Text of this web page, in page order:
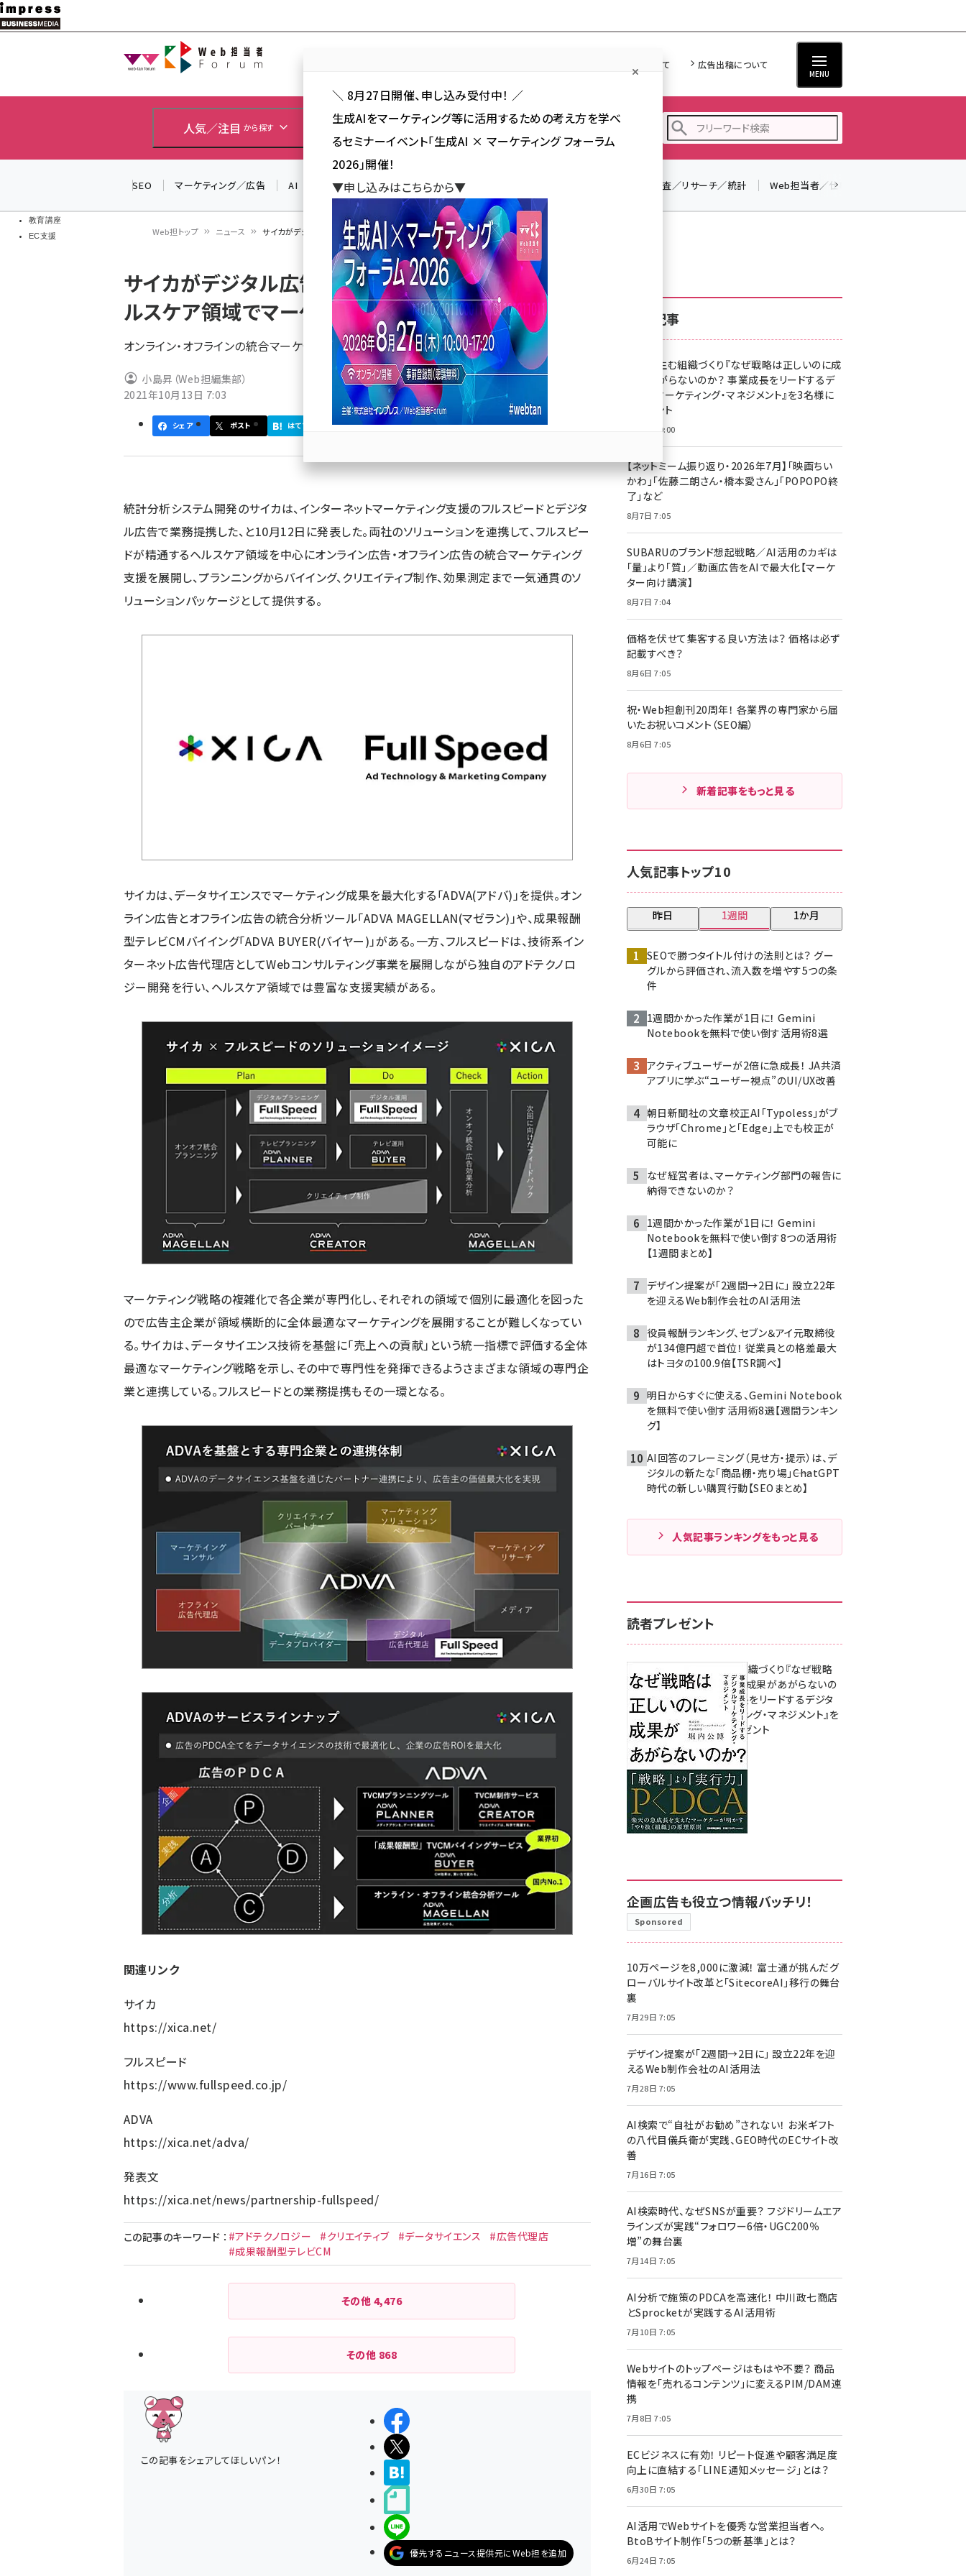
メ
イ
教育講座
EC支援
Web担当者Forum
Web担について 広告出稿について
MENU
人気／注目 から探す カテゴリ／種別 から探す セミナー／イベント から探す
z世代 (1623)
meo (1277)
llmo (1167)
SEO マーケティング／広告 AI SNS アクセス解析／データ分析 調査／リサーチ／統計 Web担当者／仕事
ン
く
ず
Web担トップ ニュース サイカがデジタル広告でフルスピードと業務提携、ヘルスケア領域でマーケティング支援
サイカがデジタル広告でフルスピードと業務提携、ヘ
ルスケア領域でマーケティング支援
オンライン・オフラインの統合マーケティングで一気通貫のソリューションパッケージ
小島昇（Web担編集部）
2021年10月13日 7:03
シェア ポスト はてブ Bluesky 優先するニュース提供元に追加
統計分析システム開発のサイカは、インターネットマーケティング支援のフルスピードとデジタ
ル広告で業務提携した、と10月12日に発表した。両社のソリューションを連携して、フルスピー
ドが精通するヘルスケア領域を中心にオンライン広告・オフライン広告の統合マーケティング
支援を展開し、プランニングからバイイング、クリエイティブ制作、効果測定まで一気通貫のソ
リューションパッケージとして提供する。
サイカは、データサイエンスでマーケティング成果を最大化する「ADVA(アドバ)」を提供。オン
ライン広告とオフライン広告の統合分析ツール「ADVA MAGELLAN(マゼラン)」や、成果報酬
型テレビCMバイイング「ADVA BUYER(バイヤー)」がある。一方、フルスピードは、技術系イン
ターネット広告代理店としてWebコンサルティング事業を展開しながら独自のアドテクノロ
ジー開発を行い、ヘルスケア領域では豊富な支援実績がある。
マーケティング戦略の複雑化で各企業が専門化し、それぞれの領域で個別に最適化を図った
ので広告主企業が領域横断的に全体最適なマーケティングを展開することが難しくなってい
る。サイカは、データサイエンス技術を基盤に「売上への貢献」という統一指標で評価する全体
最適なマーケティング戦略を示し、その中で専門性を発揮できるようさまざまな領域の専門企
業と連携している。フルスピードとの業務提携もその一環となる。
関連リンク
サイカ
https://xica.net/
フルスピード
https://www.fullspeed.co.jp/
ADVA
https://xica.net/adva/
発表文
https://xica.net/news/partnership-fullspeed/
この記事のキーワード ： #アドテクノロジー #クリエイティブ #データサイエンス
#広告代理店
#成果報酬型テレビCM
その他 4,476
その他 868
この記事をシェアしてほしいパン！
シェアする
ポストする
LINEで送る
優先するニュース提供元にWeb担を追加
新着記事
成果を生む組織づくり『なぜ戦略は正しいのに成
果があがらないのか？ 事業成長をリードするデ
ジタルマーケティング・マネジメント』を3名様に
プレゼント
8月7日 10:00
【ネットミーム振り返り・2026年7月】「映画ちい
かわ」「佐藤二朗さん・橋本愛さん」「POPOPO終
了」など
8月7日 7:05
SUBARUのブランド想起戦略／AI活用のカギは
「量」より「質」／動画広告をAIで最大化【マーケ
ター向け講演】
8月7日 7:04
価格を伏せて集客する良い方法は？ 価格は必ず
記載すべき？
8月6日 7:05
祝・Web担創刊20周年！ 各業界の専門家から届
いたお祝いコメント（SEO編）
8月6日 7:05
新着記事をもっと見る
人気記事トップ10
昨日 1週間 1か月
SEOで勝つタイトル付けの法則とは？ グー
グルから評価され、流入数を増やす5つの条
件
1週間かかった作業が1日に！ Gemini
Notebookを無料で使い倒す活用術8選
アクティブユーザーが2倍に急成長！ JA共済
アプリに学ぶ“ユーザー視点”のUI/UX改善
朝日新聞社の文章校正AI「Typoless」がブ
ラウザ「Chrome」と「Edge」上でも校正が
可能に
なぜ経営者は、マーケティング部門の報告に
納得できないのか？
1週間かかった作業が1日に！ Gemini
Notebookを無料で使い倒す8つの活用術
【1週間まとめ】
デザイン提案が「2週間→2日に」 設立22年
を迎えるWeb制作会社のAI活用法
役員報酬ランキング、セブン＆アイ元取締役
が134億円超で首位！ 従業員との格差最大
はトヨタの100.9倍【TSR調べ】
明日からすぐに使える、Gemini Notebook
を無料で使い倒す活用術8選【週間ランキン
グ】
AI回答のフレーミング（見せ方・提示）は、デ
ジタルの新たな「商品棚・売り場」――ChatGPT
時代の新しい購買行動【SEOまとめ】
人気記事ランキングをもっと見る
読者プレゼント
成果を生む組織づくり『なぜ戦略
は正しいのに成果があがらないの
か？ 事業成長をリードするデジタ
ルマーケティング・マネジメント』を
3名様にプレゼント
8月7日 10:00
企画広告も役立つ情報バッチリ！
Sponsored
10万ページを8,000に激減！ 富士通が挑んだグ
ローバルサイト改革と「SitecoreAI」移行の舞台
裏
7月29日 7:05
デザイン提案が「2週間→2日に」 設立22年を迎
えるWeb制作会社のAI活用法
7月28日 7:05
AI検索で“自社がお勧め”されない！ お米ギフト
の八代目儀兵衛が実践、GEO時代のECサイト改
善
7月16日 7:05
AI検索時代、なぜSNSが重要？ フジドリームエア
ラインズが実践“フォロワー6倍・UGC200％
増”の舞台裏
7月14日 7:05
AI分析で施策のPDCAを高速化！ 中川政七商店
とSprocketが実践するAI活用術
7月10日 7:05
Webサイトのトップページはもはや不要？ 商品
情報を「売れるコンテンツ」に変えるPIM/DAM連
携
7月8日 7:05
ECビジネスに有効！ リピート促進や顧客満足度
向上に直結する「LINE通知メッセージ」とは？
6月30日 7:05
AI活用でWebサイトを優秀な営業担当者へ。
BtoBサイト制作「5つの新基準」とは？
6月24日 7:05
＼ 8月27日開催、申し込み受付中！ ／
生成AIをマーケティング等に活用するための考え方を学べ
るセミナーイベント「生成AI × マーケティング フォーラム
2026」開催！
▼申し込みはこちらから▼